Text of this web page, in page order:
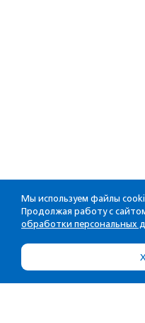
Мы используем файлы
Продолжая работу с
обработки персональных